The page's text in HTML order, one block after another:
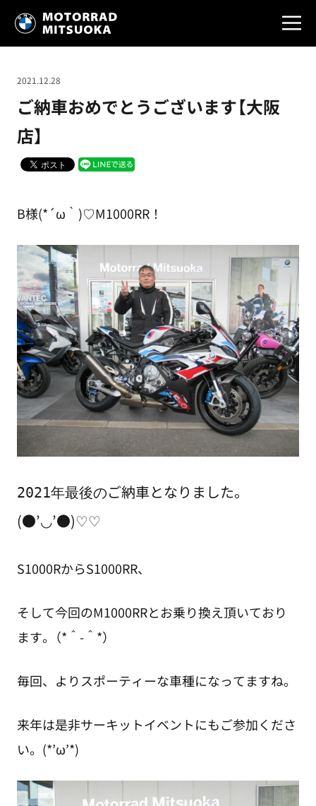
ご納車おめでとうございます【大阪
店】
2021.12.28
B様(*´ω｀)♡M1000RR！
2021年最後のご納車となりました。
(●’◡’●)♡♡
S1000RからS1000RR、
そして今回のM1000RRとお乗り換え頂いており
ます。（*＾-＾*）
毎回、よりスポーティーな車種になってますね。
来年は是非サーキットイベントにもご参加くださ
い。(*’ω’*)